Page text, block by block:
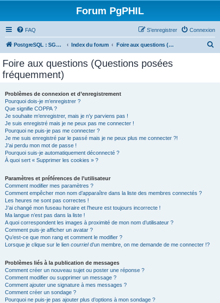
Forum PgPHIL
FAQ Connexion
S’enregistrer
PostgreSQL : SGBD libre, puissant et complet Index du forum Foire aux questions (Questions posées fréquemment)
Foire aux questions (Questions posées
fréquemment)
Problèmes de connexion et d’enregistrement
Pourquoi dois-je m’enregistrer ?
Que signifie COPPA ?
Je souhaite m’enregistrer, mais je n’y parviens pas !
Je suis enregistré mais je ne peux pas me connecter !
Pourquoi ne puis-je pas me connecter ?
Je me suis enregistré par le passé mais je ne peux plus me connecter ?!
J’ai perdu mon mot de passe !
Pourquoi suis-je automatiquement déconnecté ?
À quoi sert « Supprimer les cookies » ?
Paramètres et préférences de l’utilisateur
Comment modifier mes paramètres ?
Comment empêcher mon nom d’apparaître dans la liste des membres connectés ?
Les heures ne sont pas correctes !
J’ai changé mon fuseau horaire et l’heure est toujours incorrecte !
Ma langue n’est pas dans la liste !
A quoi correspondent les images à proximité de mon nom d’utilisateur ?
Comment puis-je afficher un avatar ?
Qu’est-ce que mon rang et comment le modifier ?
Lorsque je clique sur le lien courrield’un membre, on me demande de me connecter !?
Problèmes liés à la publication de messages
Comment créer un nouveau sujet ou poster une réponse ?
Comment modifier ou supprimer un message ?
Comment ajouter une signature à mes messages ?
Comment créer un sondage ?
Pourquoi ne puis-je pas ajouter plus d’options à mon sondage ?